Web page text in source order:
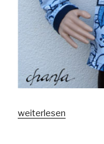
„Schnieke
weiterlesen